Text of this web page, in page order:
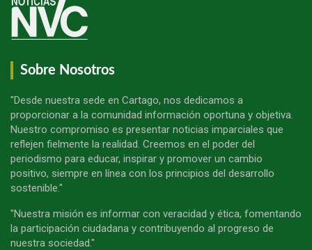
Sobre Nosotros
"Desde nuestra sede en Cartago, nos dedicamos a
proporcionar a la comunidad información oportuna y objetiva.
Nuestro compromiso es presentar noticias imparciales que
reflejen fielmente la realidad. Creemos en el poder del
periodismo para educar, inspirar y promover un cambio
positivo, siempre en línea con los principios del desarrollo
sostenible."
"Nuestra misión es informar con veracidad y ética, fomentando
la participación ciudadana y contribuyendo al progreso de
nuestra sociedad."